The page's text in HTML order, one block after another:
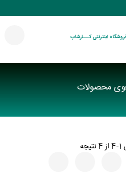
اینترنتی کـــارشاپ
محصولات